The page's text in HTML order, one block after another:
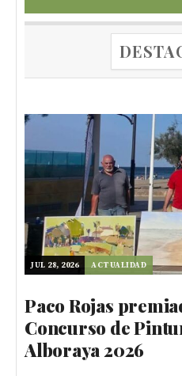
JUL 28, 2026 ACTUALIDAD
Paco Rojas
Concurso de
Alboraya 2026